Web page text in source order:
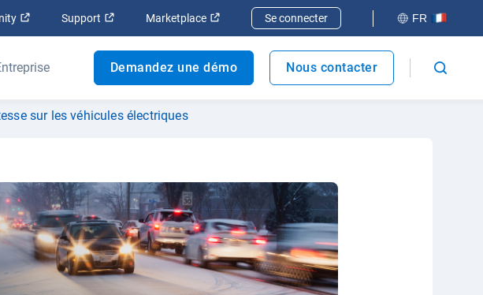
Ouvrir dans une nouvelle fenêtre
Support Ouvrir dans une nouvelle fenêtre
Marketplace Ouvrir dans une nouvelle fenêtre
Se connecter FR
Demandez une démo Nous contacter
sur les véhicules électriques